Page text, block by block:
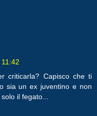
criticarla? Capisco che ti
sia un ex juventino e non
il fegato...